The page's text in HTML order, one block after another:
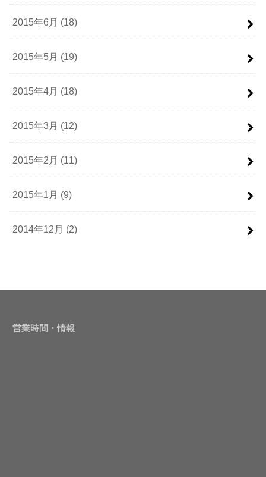
2015年6月 (18)
2015年5月 (19)
2015年4月 (18)
2015年3月 (12)
2015年2月 (11)
2015年1月 (9)
2014年12月 (2)
営業時間・情報